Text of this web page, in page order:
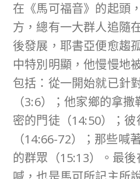
在《馬可福音》的起頭
方，總有一大群人追隨
後發展，耶書亞便愈趨
中特別明顯，他慢慢地
包括：從一開始就已針
（3:6）；他家鄉的拿
密的門徒（14:50）；
（14:66-72）；那些喊
的群眾（15:13）。最